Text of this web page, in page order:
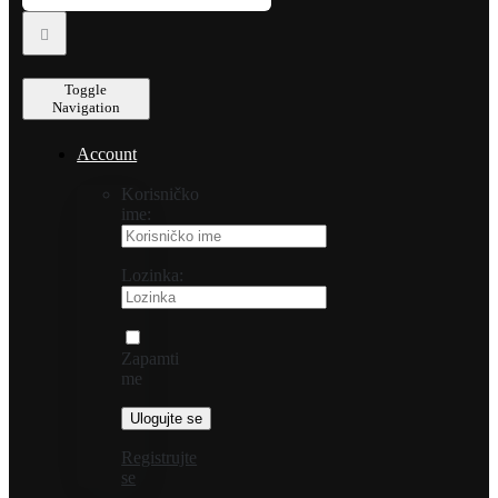
Toggle
Navigation
Account
Korisničko
ime:
Lozinka:
Zapamti
me
Registrujte
se